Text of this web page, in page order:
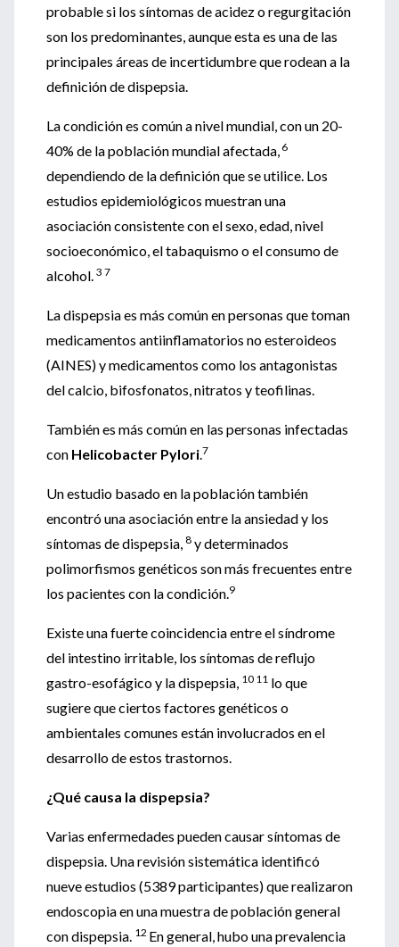
probable si los síntomas de acidez o regurgitación
son los predominantes, aunque esta es una de las
principales áreas de incertidumbre que rodean a la
definición de dispepsia.
La condición es común a nivel mundial, con un 20-
40% de la población mundial afectada, 6
dependiendo de la definición que se utilice. Los
estudios epidemiológicos muestran una
asociación consistente con el sexo, edad, nivel
socioeconómico, el tabaquismo o el consumo de
alcohol. 3 7
La dispepsia es más común en personas que toman
medicamentos antiinflamatorios no esteroideos
(AINES) y medicamentos como los antagonistas
del calcio, bifosfonatos, nitratos y teofilinas.
También es más común en las personas infectadas
con Helicobacter Pylori.7
Un estudio basado en la población también
encontró una asociación entre la ansiedad y los
síntomas de dispepsia, 8 y determinados
polimorfismos genéticos son más frecuentes entre
los pacientes con la condición.9
Existe una fuerte coincidencia entre el síndrome
del intestino irritable, los síntomas de reflujo
gastro-esofágico y la dispepsia, 10 11 lo que
sugiere que ciertos factores genéticos o
ambientales comunes están involucrados en el
desarrollo de estos trastornos.
¿Qué causa la dispepsia?
Varias enfermedades pueden causar síntomas de
dispepsia. Una revisión sistemática identificó
nueve estudios (5389 participantes) que realizaron
endoscopia en una muestra de población general
con dispepsia. 12 En general, hubo una prevalencia